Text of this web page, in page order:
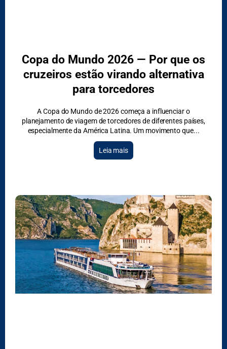
Copa do Mundo 2026 — Por que os
cruzeiros estão virando alternativa
para torcedores
A Copa do Mundo de 2026 começa a influenciar o
planejamento de viagem de torcedores de diferentes países,
especialmente da América Latina. Um movimento que
Leia mais